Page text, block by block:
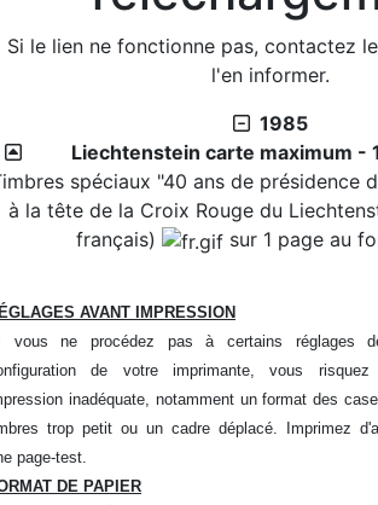
2026/07/24 :Suisse - émissions en
Suisse - Émission - 1990-7
Suisse - émissions en
Suisse - émissions en
Suisse - Émission - 1990-5
2026/07/24 :Suisse - émissions en
Suisse - Émission - 1990-4
2026/07/24 :Suisse - émissions en
2026/07/24 :Suisse - émissions en
Suisse - Émission - 1990-2
2026/07/24 :Suisse - émissions en
Suisse - Émission - 1990-1
Blog
2026/07/27 :
Si le lien ne fonctionne pas, contactez
l'en informer.
1985
Liechtenstein carte maximum -
spéciaux "40 ans de présidence
à la tête de la Croix Rouge du
français)
sur 1 page au
AVANT IMPRESSION
vous ne procédez pas à certains réglages
de votre imprimante, vous risquez
inadéquate, notamment un format des
trop petit ou un cadre déplacé. Imprimez
page-test.
DE PAPIER